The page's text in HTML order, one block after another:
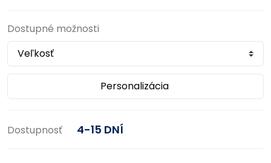
Dostupné možnosti
Personalizácia
Dostupnosť 4-15 DNÍ